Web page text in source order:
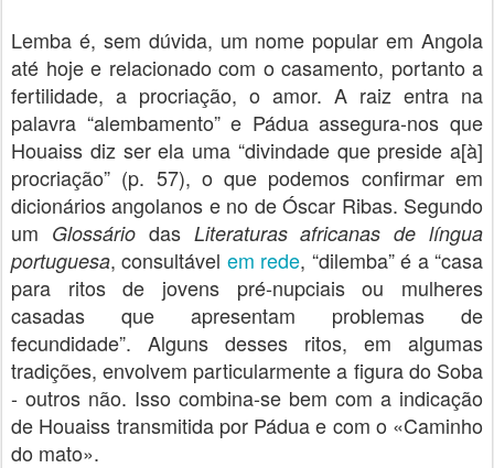
Lemba é, sem dúvida, um nome popular em Angola
até hoje e relacionado com o casamento, portanto a
fertilidade, a procriação, o amor. A raiz entra na
palavra “alembamento” e Pádua assegura-nos que
Houaiss diz ser ela uma “divindade que preside a[à]
procriação” (p. 57), o que podemos confirmar em
dicionários angolanos e no de Óscar Ribas. Segundo
um Glossário das Literaturas africanas de língua
portuguesa, consultável em rede, “dilemba” é a “casa
para ritos de jovens pré-nupciais ou mulheres
casadas que apresentam problemas de
fecundidade”. Alguns desses ritos, em algumas
tradições, envolvem particularmente a figura do Soba
- outros não. Isso combina-se bem com a indicação
de Houaiss transmitida por Pádua e com o «Caminho
do mato».